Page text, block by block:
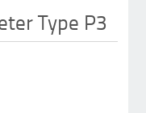
Type P3